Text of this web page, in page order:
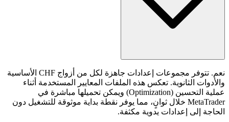
نعم. تتوفر مجموعات إعدادات جاهزة لكل من أزواج CHF الأساسية
والأدوات الثانوية. تعكس هذه الملفات المعايير المستخدمة أثناء
عملية التحسين (Optimization) ويمكن تحميلها مباشرة في
MetaTrader خلال ثوانٍ، مما يوفر نقطة بداية موثوقة للتشغيل دون
الحاجة إلى إعدادات يدوية مكثفة.